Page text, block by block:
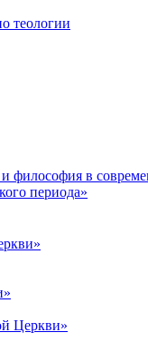
теологии
философия в
периода»
Церкви»